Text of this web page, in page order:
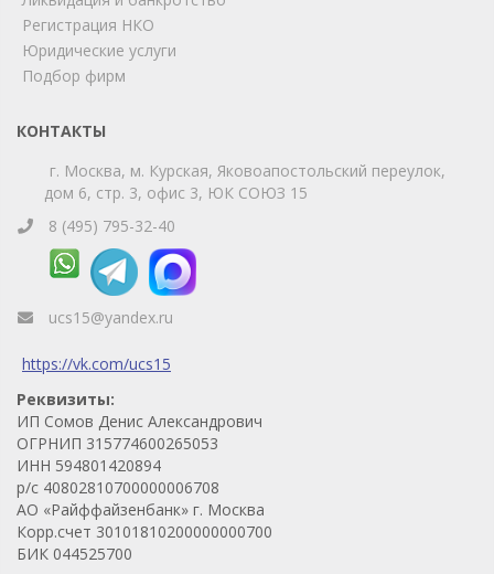
Регистрация НКО
Юридические услуги
Подбор фирм
КОНТАКТЫ
г. Москва, м. Курская, Яковоапостольский переулок,
дом 6, стр. 3, офис 3, ЮК СОЮЗ 15
8 (495) 795-32-40
ucs15@yandex.ru
https://vk.com/ucs15
Реквизиты:
ИП Сомов Денис Александрович
ОГРНИП 315774600265053
ИНН 594801420894
р/с 40802810700000006708
АО «Райффайзенбанк» г. Москва
Корр.счет 30101810200000000700
БИК 044525700
Telegram
Телефон